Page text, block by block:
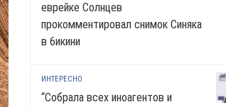
еврейке Солнцев
прокомментировал снимок Синяка
в 6икини
ИНТЕРЕСНО
“Собрала всех иноагентов и